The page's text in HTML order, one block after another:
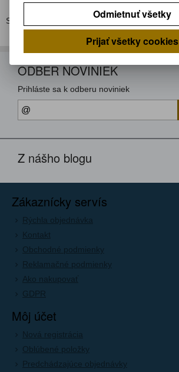
Strana 2záznamov
ODBER NOVINIEK
Prihláste sa k odberu noviniek
Z nášho blogu
Zákaznícky servís
Rýchla objednávka
Kontakt
Obchodné podmienky
Reklamačné podmienky
Ako nakupovať
GDPR
Môj účet
Nová registrácia
Oblúbené položky
Predchádzajúce objednávky
Odmietnuť všetky
Prijať všetky cookies